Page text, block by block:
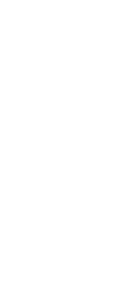
นทาง ไม่ว่าจะเป็น